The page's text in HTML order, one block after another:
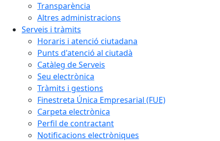
Transparència
Altres administracions
Serveis i tràmits
Horaris i atenció ciutadana
Punts d'atenció al ciutadà
Catàleg de Serveis
Seu electrònica
Tràmits i gestions
Finestreta Única Empresarial (FUE)
Carpeta electrònica
Perfil de contractant
Notificacions electròniques